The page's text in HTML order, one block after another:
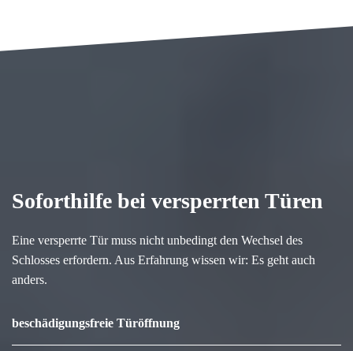
Soforthilfe bei versperrten Türen
Eine versperrte Tür muss nicht unbedingt den Wechsel des
Schlosses erfordern. Aus Erfahrung wissen wir: Es geht auch
anders.
beschädigungsfreie Türöffnung